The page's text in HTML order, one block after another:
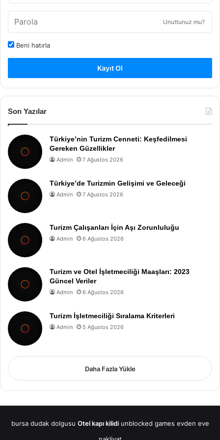
Unuttunuz mu?
Beni hatırla
Kayıt Ol
Son Yazılar
Türkiye’nin Turizm Cenneti: Keşfedilmesi
Gereken Güzellikler
Admin 7 Ağustos 2026
Türkiye’de Turizmin Gelişimi ve Geleceği
Admin 7 Ağustos 2026
Turizm Çalışanları İçin Aşı Zorunluluğu
Admin 6 Ağustos 2026
Turizm ve Otel İşletmeciliği Maaşları: 2023
Güncel Veriler
Admin 6 Ağustos 2026
Turizm İşletmeciliği Sıralama Kriterleri
Admin 5 Ağustos 2026
Daha Fazla Yükle
bursa dudak dolgusu Otel kapı kilidi unblocked games evden eve